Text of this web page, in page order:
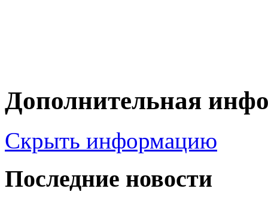
Дополнительная
Скрыть информацию
Последние новости